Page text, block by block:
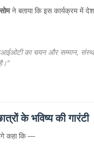
ने बताया कि इस कार्यक्रम में
का चयन और सम्मान,
के भविष्य की गारंटी
कहा कि —